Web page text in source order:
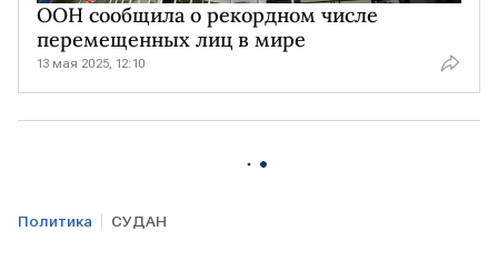
ООН сообщила о рекордном числе
перемещенных лиц в мире
13 мая 2025, 12:10
Политика СУДАН